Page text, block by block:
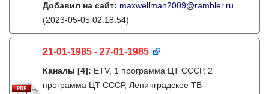
Добавил на сайт: maxwellman2009@rambler.ru
(2023-05-05 02:18:54)
21-01-1985 - 27-01-1985
Каналы [4]: ETV, 1 программа ЦТ СССР, 2
программа ЦТ СССР, Ленинградское ТВ